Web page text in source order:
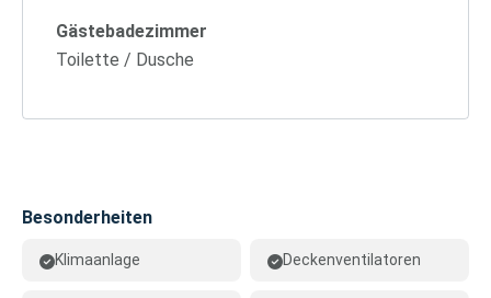
Gästebadezimmer
Toilette / Dusche
Besonderheiten
Klimaanlage Deckenventilatoren